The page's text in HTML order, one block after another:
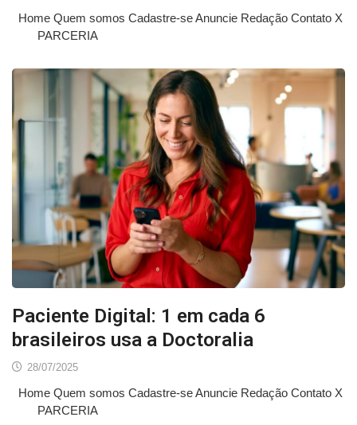
Home Quem somos Cadastre-se Anuncie Redação Contato X
PARCERIA
Paciente Digital: 1 em cada 6
brasileiros usa a Doctoralia
28/07/2025
Home Quem somos Cadastre-se Anuncie Redação Contato X
PARCERIA